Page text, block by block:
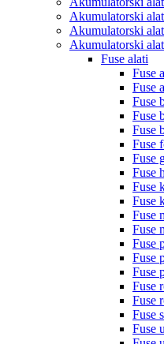
Akumulatorski
Akumulatorski
Akumulatorski
Fuse alati
Fuse
Fuse
Fuse
Fuse
Fuse
Fuse
Fuse
Fuse
Fuse
Fuse
Fuse
Fuse
Fuse
Fuse
Fuse
Fuse
Fuse
Fuse
Fuse